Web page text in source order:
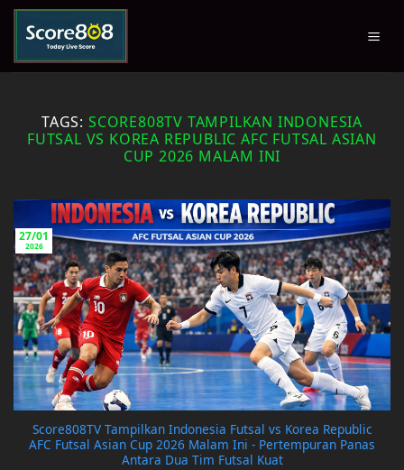
Skip
content
TAGS: SCORE808TV TAMPILKAN INDONESIA
FUTSAL VS KOREA REPUBLIC AFC FUTSAL ASIAN
CUP 2026 MALAM INI
Score808TV Tampilkan Indonesia Futsal vs Korea Republic
AFC Futsal Asian Cup 2026 Malam Ini - Pertempuran Panas
Antara Dua Tim Futsal Kuat
27/01
2026